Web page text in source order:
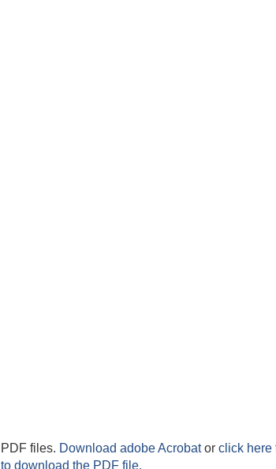
files. Download adobe Acrobator click here
download the PDF file.